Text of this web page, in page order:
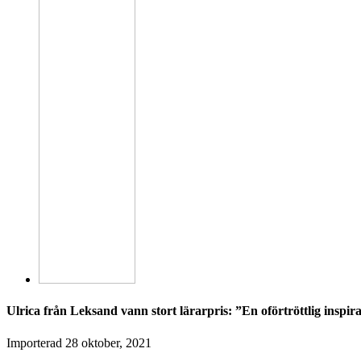
Ulrica från Leksand vann stort lärarpris: ”En oförtröttlig
Importerad 28 oktober, 2021